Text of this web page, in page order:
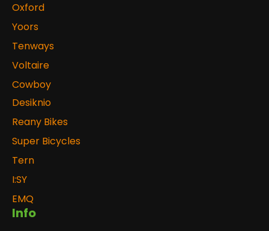
Oxford
Yoors
Tenways
Voltaire
Cowboy
Desiknio
Reany Bikes
Super Bicycles
Tern
I:SY
EMQ
Info